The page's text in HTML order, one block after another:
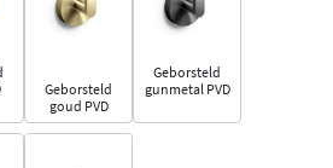
Geborsteld
goud PVD
Geborsteld
gunmetal PVD